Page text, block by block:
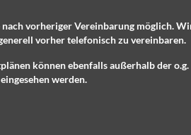
vorheriger Vereinbarung möglich.
vorher telefonisch zu vereinbaren.
können ebenfalls außerhalb der o.g.
werden.